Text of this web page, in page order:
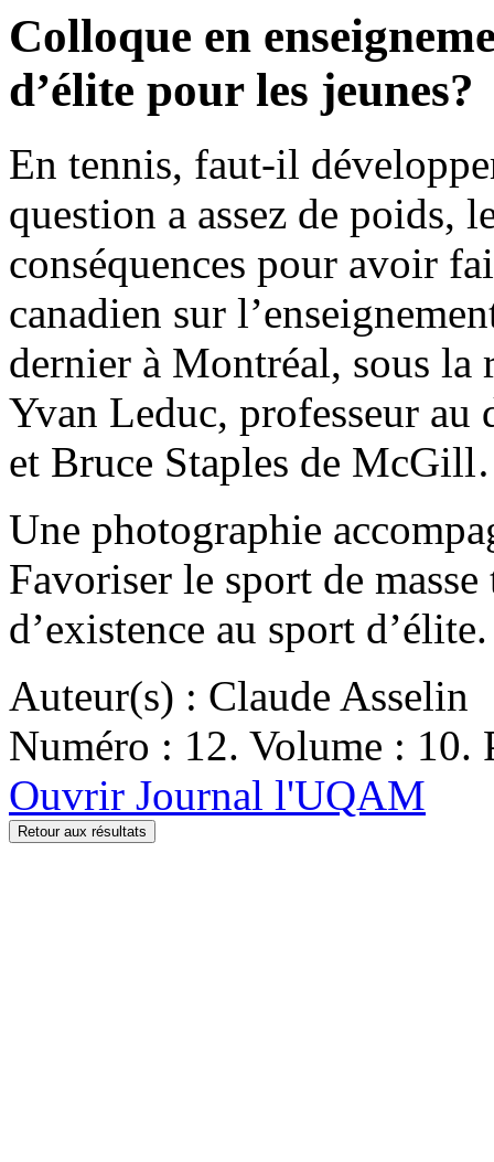
Colloque en
d’élite pour les jeunes?
En tennis, faut-il
question a assez de poids,
conséquences pour avoir
canadien sur
dernier à Montréal, sous
Yvan Leduc, professeur
et Bruce Staples de
Une photographie
Favoriser le sport de
d’existence au sport
Auteur(s) : Claude Asselin
Numéro : 12. Volume : 10.
Ouvrir Journal l'UQAM
Retour aux résultats